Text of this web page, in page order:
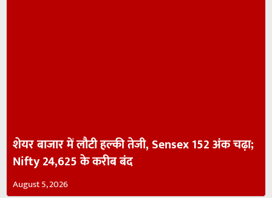
शेयर बाजार में लौटी हल्की तेजी, Sensex 152 अंक चढ़ा;
Nifty 24,625 के करीब बंद
August 5, 2026